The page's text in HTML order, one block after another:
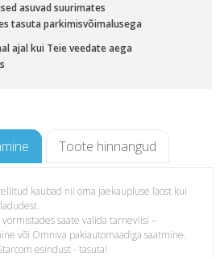
asuvad suurimates
tasuta parkimisvõimalusega
ajal kui Teie veedate aega
Toote hinnangud
kaubad nii oma jaekaupluse laost kui
saate valida tarneviisi –
või Omniva pakiautomaadiga saatmine.
esindust - tasuta!